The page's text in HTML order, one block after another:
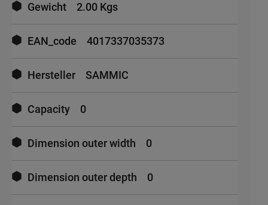
Gewicht 2.00 Kgs
EAN_code 4017337035373
Hersteller SAMMIC
Capacity 0
Dimension outer width 0
Dimension outer depth 0